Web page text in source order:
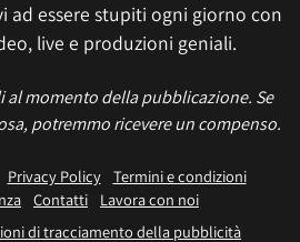
ad essere stupiti ogni giorno con
live e produzioni geniali.
al momento della pubblicazione. Se
potremmo ricevere un compenso.
Privacy Policy
Termini e condizioni
Contatti
Lavora con noi
di tracciamento della pubblicità